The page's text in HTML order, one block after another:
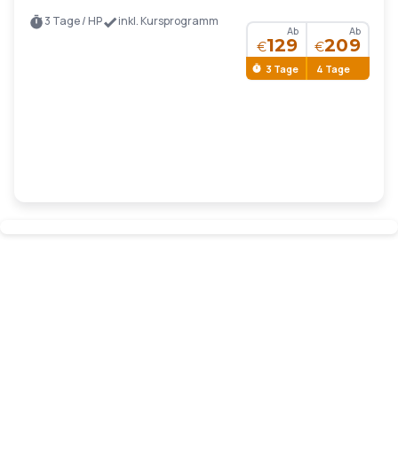
Ab
€129
3 Tage
Ab
€209
4 Tage
3 Tage / HP inkl. Kursprogramm